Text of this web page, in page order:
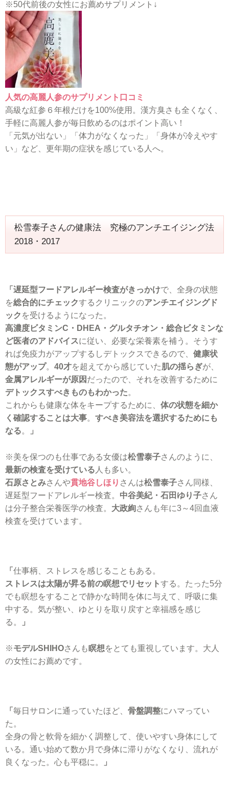
※50代前後の女性にお薦めサプリメント↓
人気の高麗人参のサプリメント口コミ
高級な紅参６年根だけを100%使用。漢方臭さも全くなく、
手軽に高麗人参が毎日飲めるのはポイント高い！
「元気が出ない」「体力がなくなった」「身体が冷えやす
い」など、更年期の症状を感じている人へ。
松雪泰子さんの健康法 究極のアンチエイジング法
2018・2017
「遅延型フードアレルギー検査がきっかけで、全身の状態
を総合的にチェックするクリニックのアンチエイジングド
ック を受けるようになった。
高濃度ビタミンC・DHEA・グルタチオン・総合ビタミンな
ど医者のアドバイスに従い、必要な栄養素を補う。そうす
れば免疫力がアップするしデトックスできるので、 健康状
態がアップ。 40才を超えてから感じていた肌の揺らぎが、
金属アレルギーが原因 だったので、それを改善するために
デトックスすべきものもわかった。
これからも健康な体をキープするために、 体の状態を細か
く確認することは大事。 すべき美容法を選択するためにも
なる。 」
※美を保つのも仕事である女優は松雪泰子さんのように、
最新の検査を受けている 人も多い。
石原さとみさんや貫地谷しほり さんは松雪泰子さん同様、
遅延型フードアレルギー検査。 中谷美紀・石田ゆり子さん
は分子整合栄養医学の検査。 大政絢さんも年に3～4回血液
検査を受けています。
「 仕事柄、ストレスを感じることもある。
ストレスは太陽が昇る前の瞑想でリセットする。たった5分
でも瞑想をすることで静かな時間を体に与えて、呼吸に集
中する。気が整い、ゆとりを取り戻すと幸福感を感じ
る。
」
※モデルSHIHOさんも瞑想をとても重視しています。大人
の女性にお薦めです。
「 毎日サロンに通っていたほど、 骨盤調整にハマってい
た。
全身の骨と軟骨を細かく調整して、使いやすい身体にして
いる。通い始めて数か月で身体に滞りがなくなり、流れが
良くなった。心も平穏に。
」